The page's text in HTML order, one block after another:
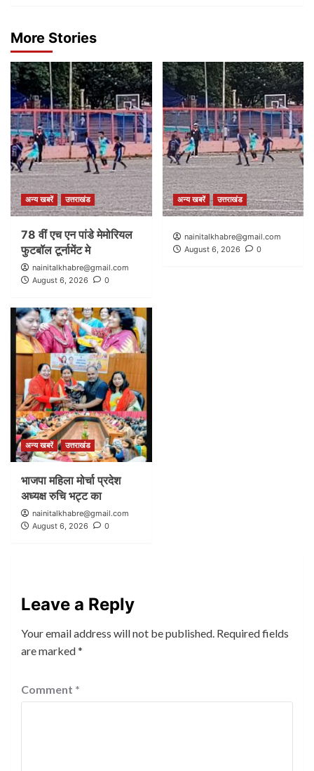
More Stories
अन्य खबरें उत्तराखंड
78 वीं एच एन पांडे मेमोरियल
फुटबॉल टूर्नामेंट मे
nainitalkhabre@gmail.com
August 6, 2026
0
अन्य खबरें उत्तराखंड
nainitalkhabre@gmail.com
August 6, 2026
0
अन्य खबरें उत्तराखंड
भाजपा महिला मोर्चा प्रदेश
अध्यक्ष रुचि भट्ट का
nainitalkhabre@gmail.com
August 6, 2026
0
Leave a Reply
Your email address will not be published. Required fields
are marked*
Comment *